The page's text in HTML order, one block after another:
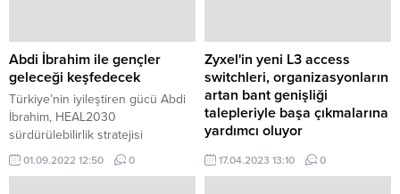
Abdi İbrahim ile gençler
geleceği keşfedecek
Türkiye’nin iyileştiren gücü Abdi
İbrahim, HEAL2030
sürdürülebilirlik stratejisi
kapsamında toplumsal yatırım
programlarının bir parçası olan
01.09.2022 12:50 0
Zyxel'in yeni L3 access
switchleri, organizasyonların
artan bant genişliği
talepleriyle başa çıkmalarına
yardımcı oluyor
Zyxel'in XGS2220 Switch serisi,
sürekli artan bant genişliği
17.04.2023 13:10 0